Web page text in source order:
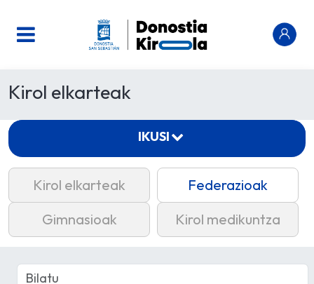
Kirol elkarteak
Kirol elkarteak
Federazioak
Gimnasioak
Kirol medikuntza
IKUSI